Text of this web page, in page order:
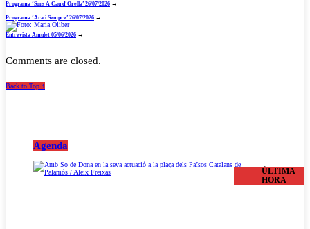
Programa ‘Sons A Cau d’Orella’ 26/07/2026 →
Programa ‘Ara i Sempre’ 26/07/2026 →
Entrevista Amulet 05/06/2026 →
Comments are closed.
Back to Top ↑
Agenda
ÚLTIMA
HORA